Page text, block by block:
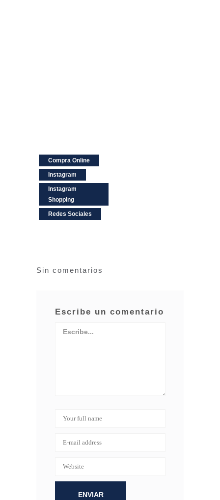
Compra Online
Instagram
Instagram
Shopping
Redes Sociales
Sin comentarios
Escribe un comentario